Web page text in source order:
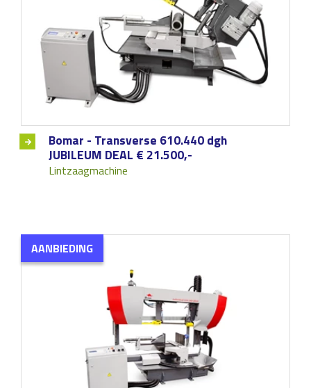
Bomar - Transverse 610.440 dgh
JUBILEUM DEAL € 21.500,-
Lintzaagmachine
AANBIEDING